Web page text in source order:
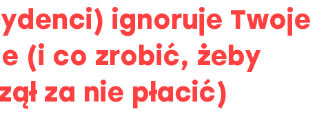
ignoruje Twoje
(i co zrobić, żeby
za nie płacić)